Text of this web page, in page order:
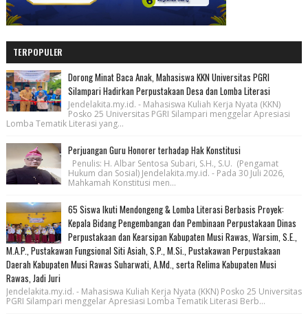
TERPOPULER
Dorong Minat Baca Anak, Mahasiswa KKN Universitas PGRI
Silampari Hadirkan Perpustakaan Desa dan Lomba Literasi
Jendelakita.my.id. - Mahasiswa Kuliah Kerja Nyata (KKN)
Posko 25 Universitas PGRI Silampari menggelar Apresiasi
Lomba Tematik Literasi yang...
Perjuangan Guru Honorer terhadap Hak Konstitusi
Penulis: H. Albar Sentosa Subari, S.H., S.U. (Pengamat
Hukum dan Sosial) Jendelakita.my.id. - Pada 30 Juli 2026,
Mahkamah Konstitusi men...
65 Siswa Ikuti Mendongeng & Lomba Literasi Berbasis Proyek:
Kepala Bidang Pengembangan dan Pembinaan Perpustakaan Dinas
Perpustakaan dan Kearsipan Kabupaten Musi Rawas, Warsim, S.E.,
M.A.P., Pustakawan Fungsional Siti Asiah, S.P., M.Si., Pustakawan Perpustakaan
Daerah Kabupaten Musi Rawas Suharwati, A.Md., serta Relima Kabupaten Musi
Rawas, Jadi Juri
Jendelakita.my.id. - Mahasiswa Kuliah Kerja Nyata (KKN) Posko 25 Universitas
PGRI Silampari menggelar Apresiasi Lomba Tematik Literasi Berb...